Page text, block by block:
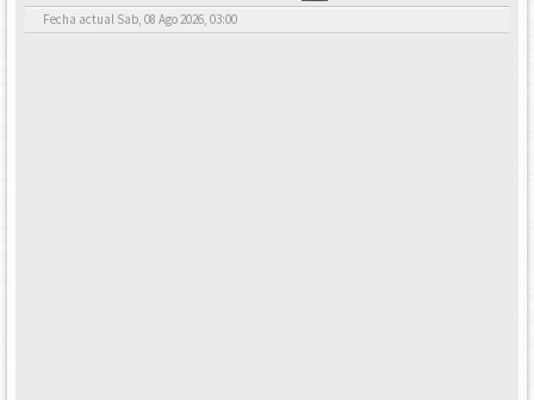
Fecha actual Sab, 08 Ago 2026, 03:00